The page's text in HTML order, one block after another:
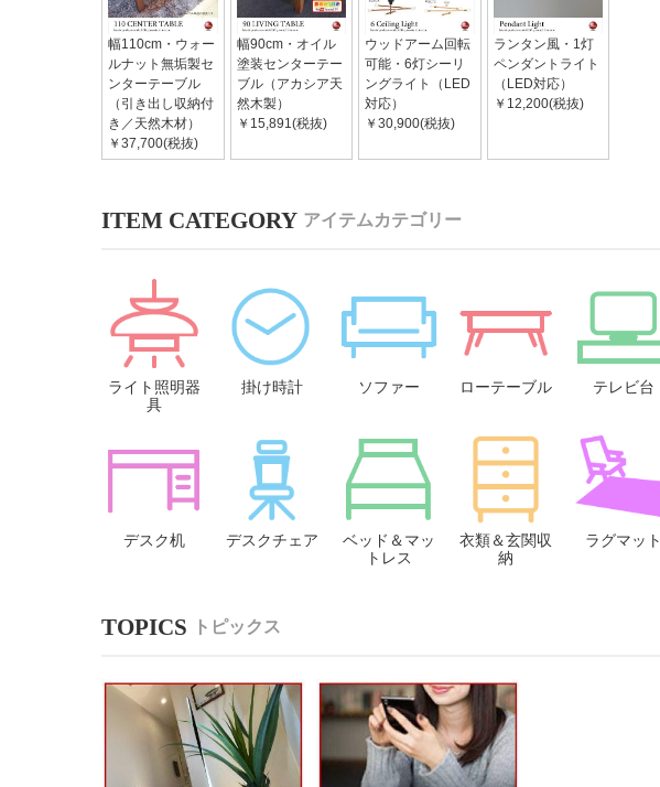
幅110cm・ウォー
ルナット無垢製セ
ンターテーブル
（引き出し収納付
き／天然木材）
￥37,700(税抜)
幅90cm・オイル
塗装センターテー
ブル（アカシア天
然木製）
￥15,891(税抜)
ウッドアーム回転
可能・6灯シーリ
ングライト（LED
対応）
￥30,900(税抜)
ランタン風・1灯
ペンダントライト
（LED対応）
￥12,200(税抜)
アイテムカテゴリー
ライト照明器
具
掛け時計 ソファー ローテーブル テレビ台
デスク机 デスクチェア
ベッド＆マッ
トレス
衣類＆玄関収
納
ラグマット
トピックス